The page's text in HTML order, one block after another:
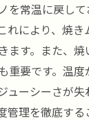
を常温に戻し
れにより、焼き
ます。また、
重要です。温
ューシーさが失
管理を徹底する